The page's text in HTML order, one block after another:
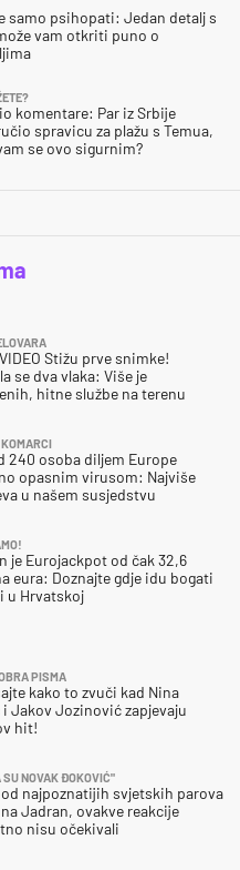
samo psihopati: Jedan detalj s
vam otkriti puno o
komentare: Par iz Srbije
spravicu za plažu s Temua,
se ovo sigurnim?
Stižu prve snimke!
se dva vlaka: Više je
hitne službe na terenu
240 osoba diljem Europe
opasnim virusom: Najviše
u našem susjedstvu
je Eurojackpot od čak 32,6
eura: Doznajte gdje idu bogati
u Hrvatskoj
PISMA
kako to zvuči kad Nina
i Jakov Jozinović zapjevaju
hit!
SU NOVAK ĐOKOVIĆ"
najpoznatijih svjetskih parova
Jadran, ovakve reakcije
nisu očekivali